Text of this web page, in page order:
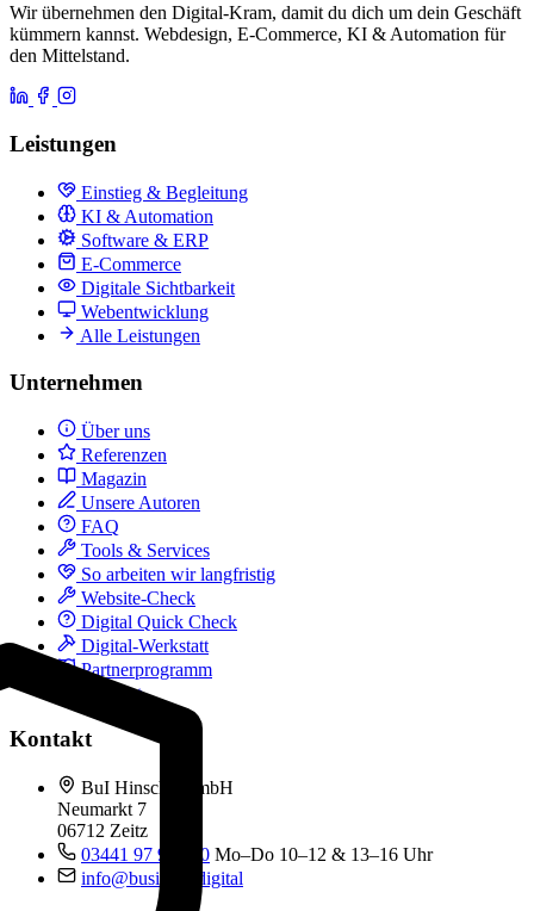
Wir übernehmen den Digital-Kram, damit du dich um dein Geschäft
kümmern kannst. Webdesign, E-Commerce, KI & Automation für
den Mittelstand.
Leistungen
Einstieg & Begleitung
KI & Automation
Software & ERP
E-Commerce
Digitale Sichtbarkeit
Webentwicklung
Alle Leistungen
Unternehmen
Über uns
Referenzen
Magazin
Unsere Autoren
FAQ
Tools & Services
So arbeiten wir langfristig
Website-Check
Digital Quick Check
Digital-Werkstatt
Partnerprogramm
Kontakt
Kontakt
BuI Hinsche GmbH
Neumarkt 7
06712 Zeitz
03441 97 99 060 Mo–Do 10–12 & 13–16 Uhr
info@business.digital